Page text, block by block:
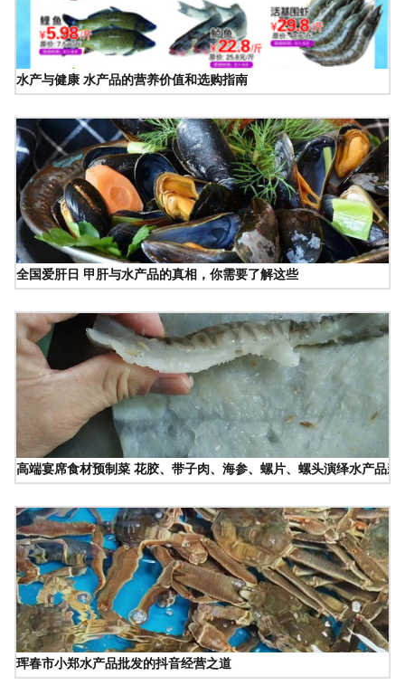
水产与健康 水产品的营养价值和选购指南
全国爱肝日 甲肝与水产品的真相，你需要了解这些
高端宴席食材预制菜 花胶、带子肉、海参、螺片、螺头演绎水产品新
珲春市小郑水产品批发的抖音经营之道